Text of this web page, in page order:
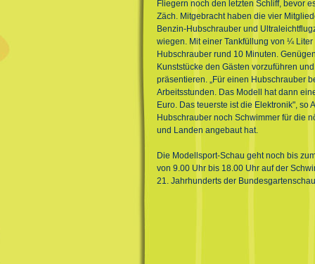
Fliegern noch den letzten Schliff, bevor
Zäch. Mitgebracht haben die vier
Benzin-Hubschrauber und
wiegen. Mit einer Tankfüllung von ¼
Hubschrauber rund 10 Minuten.
Kunststücke den Gästen vorzuführen
präsentieren. „Für einen Hubschrauber
Arbeitsstunden. Das Modell hat dann
Euro. Das teuerste ist die Elektronik", so
Hubschrauber noch Schwimmer für die
und Landen angebaut hat.
Die Modellsport-Schau geht noch bis
von 9.00 Uhr bis 18.00 Uhr auf der
21. Jahrhunderts der